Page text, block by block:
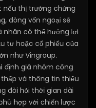
nếu thị trường chứng
dòng vốn ngoại sẽ
nhân có thể hưởng lợi
tư hoặc cổ phiếu của
như Vingroup.
định giá nhóm công
và thông tin thiếu
đòi hỏi thời gian dài
hợp với chiến lược